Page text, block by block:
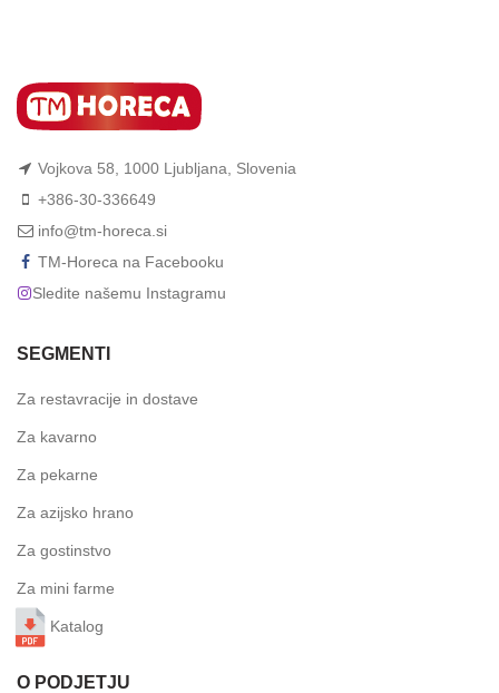
Vojkova 58, 1000 Ljubljana, Slovenia
+386-30-336649
info@tm-horeca.si
TM-Horeca na Facebooku
Sledite našemu Instagramu
SEGMENTI
Za restavracije in dostave
Za kavarno
Za pekarne
Za azijsko hrano
Za gostinstvo
Za mini farme
Katalog
O PODJETJU